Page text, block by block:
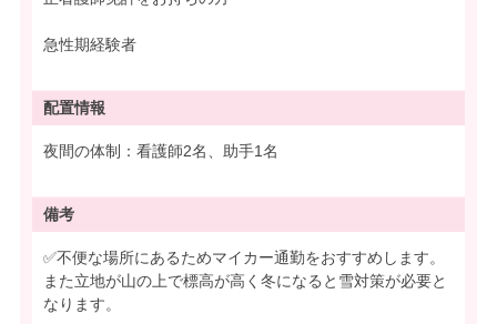
急性期経験者
配置情報
夜間の体制：看護師2名、助手1名
備考
✅不便な場所にあるためマイカー通勤をおすすめします。
また立地が山の上で標高が高く冬になると雪対策が必要と
なります。